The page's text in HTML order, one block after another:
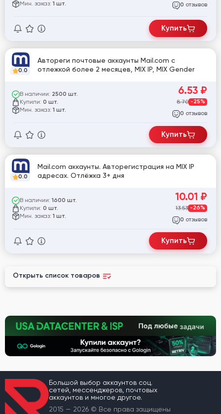
Мин. заказ: 1 шт. 0 отзывов
Купить
0.0
Автореги почтовые аккаунты Mail.com с
отлежкой более 2 месяцев, MIX IP, MIX Gender
В наличии: 2500 шт.
Купили: 0 шт.
Мин. заказ: 1 шт.
6.53 ₽
8.70 -25%
0 отзывов
Купить
0.0
Mail.com аккаунты. Авторегистрация на MIX IP
адресах. Отлёжка 3+ дня
В наличии: 1600 шт.
Купили: 0 шт.
Мин. заказ: 1 шт.
10.01 ₽
13.53 -26%
0 отзывов
Купить
Открыть список товаров
Большой выбор аккаунтов соц.
сетей, мессенджеров, почтовых
аккаунтов и многое другое.
2015 — 2026 © Все права защищены